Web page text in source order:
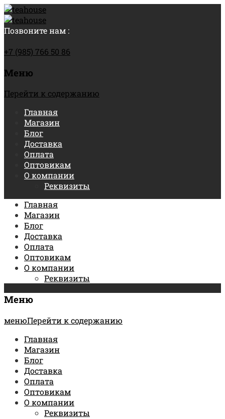
Позвоните нам :
+7 (985) 766 50 86
Меню
Перейти к содержанию
Главная
Магазин
Блог
Доставка
Оплата
Оптовикам
О компании
Реквизиты
Главная
Магазин
Блог
Доставка
Оплата
Оптовикам
О компании
Реквизиты
Меню
менюПерейти к содержанию
Главная
Магазин
Блог
Доставка
Оплата
Оптовикам
О компании
Реквизиты